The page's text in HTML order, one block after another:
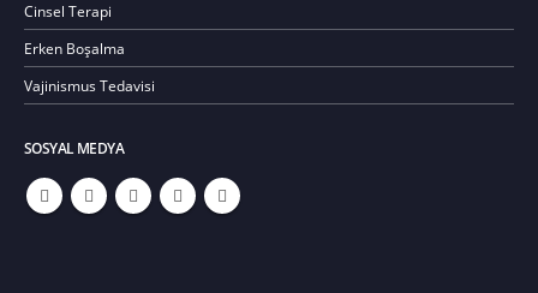
Cinsel Terapi
Erken Boşalma
Vajinismus Tedavisi
SOSYAL MEDYA